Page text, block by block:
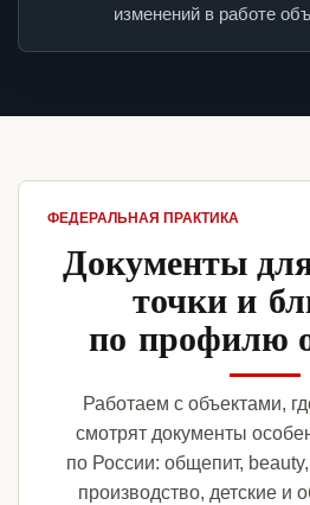
изменений в работе
ФЕДЕРАЛЬНАЯ ПРАКТИКА
Документы
точки и
по профилю
Работаем с объектами,
смотрят документы
по России: общепит, beauty,
производство, детские и